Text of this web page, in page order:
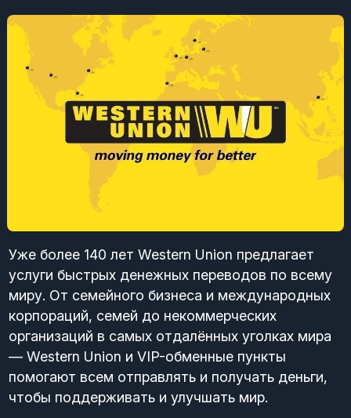
Уже более 140 лет Western Union предлагает
услуги быстрых денежных переводов по всему
миру. От семейного бизнеса и международных
корпораций, семей до некоммерческих
организаций в самых отдалённых уголках мира
— Western Union и VIP-обменные пункты
помогают всем отправлять и получать деньги,
чтобы поддерживать и улучшать мир.